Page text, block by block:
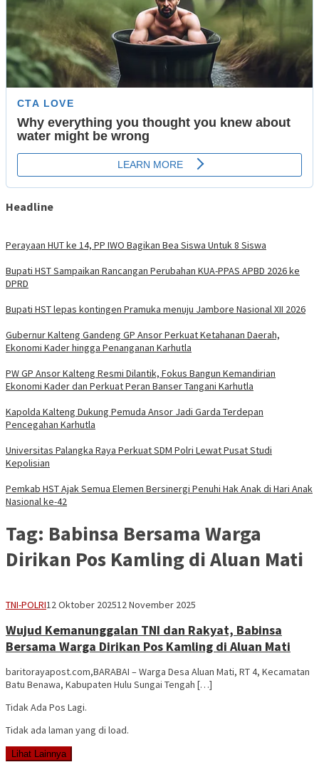
Headline
Perayaan HUT ke 14, PP IWO Bagikan Bea Siswa Untuk 8 Siswa
Bupati HST Sampaikan Rancangan Perubahan KUA-PPAS APBD 2026 ke
DPRD
Bupati HST lepas kontingen Pramuka menuju Jambore Nasional XII 2026
Gubernur Kalteng Gandeng GP Ansor Perkuat Ketahanan Daerah,
Ekonomi Kader hingga Penanganan Karhutla
PW GP Ansor Kalteng Resmi Dilantik, Fokus Bangun Kemandirian
Ekonomi Kader dan Perkuat Peran Banser Tangani Karhutla
Kapolda Kalteng Dukung Pemuda Ansor Jadi Garda Terdepan
Pencegahan Karhutla
Universitas Palangka Raya Perkuat SDM Polri Lewat Pusat Studi
Kepolisian
Pemkab HST Ajak Semua Elemen Bersinergi Penuhi Hak Anak di Hari Anak
Nasional ke-42
Tag: Babinsa Bersama Warga
Dirikan Pos Kamling di Aluan Mati
TNI-POLRIMask
12 Oktober 202512 November 2025
Wujud Kemanunggalan TNI dan Rakyat, Babinsa
Bersama Warga Dirikan Pos Kamling di Aluan Mati
baritorayapost.com,BARABAI – Warga Desa Aluan Mati, RT 4, Kecamatan
Batu Benawa, Kabupaten Hulu Sungai Tengah […]
Tidak Ada Pos Lagi.
Tidak ada laman yang di load.
Lihat Lainnya